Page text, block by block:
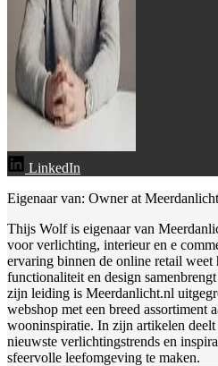
LinkedIn
Eigenaar van: Owner at
Thijs Wolf is eigenaar van
voor verlichting, interieur en e
ervaring binnen de online retail weet
functionaliteit en design
zijn leiding is Meerdanlicht.nl
webshop met een breed assortiment
wooninspiratie. In zijn artikelen
nieuwste verlichtingstrends en
sfeervolle leefomgeving te maken.